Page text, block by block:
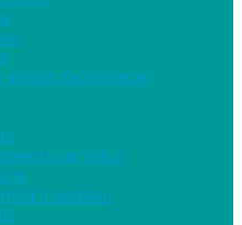
работников
питания
политики